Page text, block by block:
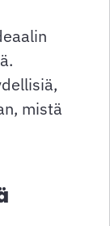
mistä